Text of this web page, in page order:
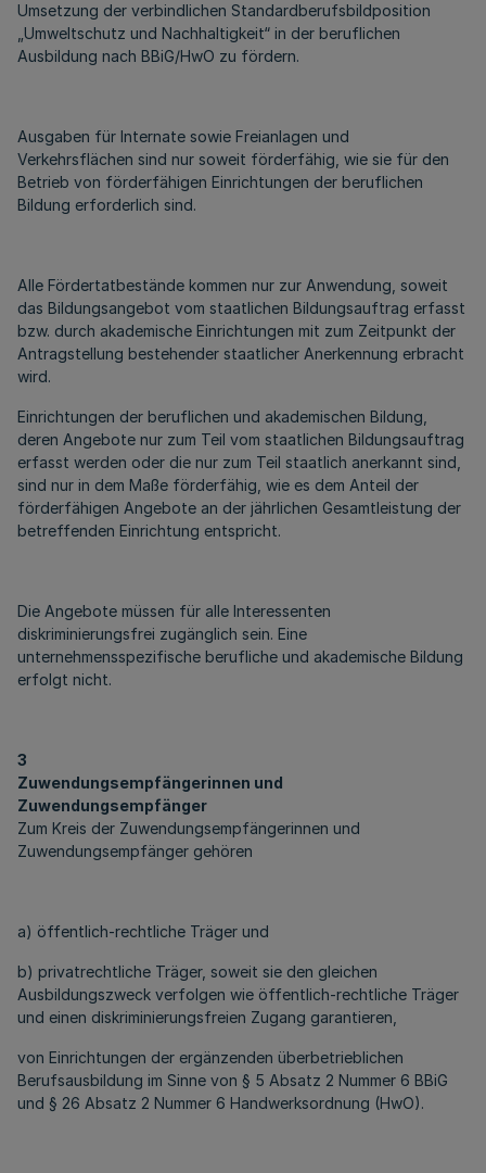
Umsetzung der verbindlichen Standardberufsbildposition
„Umweltschutz und Nachhaltigkeit“ in der beruflichen
Ausbildung nach BBiG/HwO zu fördern.
Ausgaben für Internate sowie Freianlagen und
Verkehrsflächen sind nur soweit förderfähig, wie sie für den
Betrieb von förderfähigen Einrichtungen der beruflichen
Bildung erforderlich sind.
Alle Fördertatbestände kommen nur zur Anwendung, soweit
das Bildungsangebot vom staatlichen Bildungsauftrag erfasst
bzw. durch akademische Einrichtungen mit zum Zeitpunkt der
Antragstellung bestehender staatlicher Anerkennung erbracht
wird.
Einrichtungen der beruflichen und akademischen Bildung,
deren Angebote nur zum Teil vom staatlichen Bildungsauftrag
erfasst werden oder die nur zum Teil staatlich anerkannt sind,
sind nur in dem Maße förderfähig, wie es dem Anteil der
förderfähigen Angebote an der jährlichen Gesamtleistung der
betreffenden Einrichtung entspricht.
Die Angebote müssen für alle Interessenten
diskriminierungsfrei zugänglich sein. Eine
unternehmensspezifische berufliche und akademische Bildung
erfolgt nicht.
3
Zuwendungsempfängerinnen und
Zuwendungsempfänger
Zum Kreis der Zuwendungsempfängerinnen und
Zuwendungsempfänger gehören
a) öffentlich-rechtliche Träger und
b) privatrechtliche Träger, soweit sie den gleichen
Ausbildungszweck verfolgen wie öffentlich-rechtliche Träger
und einen diskriminierungsfreien Zugang garantieren,
von Einrichtungen der ergänzenden überbetrieblichen
Berufsausbildung im Sinne von § 5 Absatz 2 Nummer 6 BBiG
und § 26 Absatz 2 Nummer 6 Handwerksordnung (HwO).